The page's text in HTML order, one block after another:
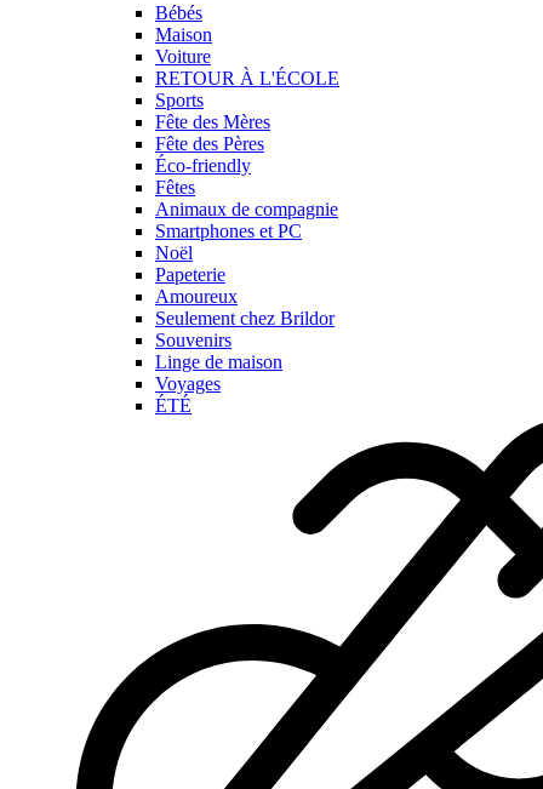
Bébés
Maison
Voiture
RETOUR À L'ÉCOLE
Sports
Fête des Mères
Fête des Pères
Éco-friendly
Fêtes
Animaux de compagnie
Smartphones et PC
Noël
Papeterie
Amoureux
Seulement chez Brildor
Souvenirs
Linge de maison
Voyages
ÉTÉ